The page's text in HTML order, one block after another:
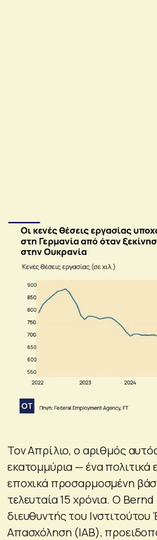
Τον Απρίλιο, ο αριθμός
εκατομμύρια — ένα πολιτικά
εποχικά προσαρμοσμένη
τελευταία 15 χρόνια. Ο
διευθυντής του Ινστιτούτου
Απασχόληση (IAB),